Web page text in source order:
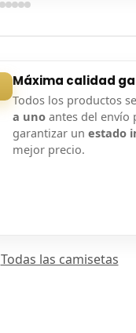
Máxima calidad
Todos los productos
a unoantes del envío
garantizar un estado
mejor precio.
Todas las camisetas